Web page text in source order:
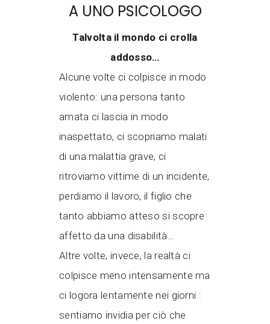
A UNO PSICOLOGO
Talvolta il mondo ci crolla
addosso…
Alcune volte ci colpisce in modo
violento: una persona tanto
amata ci lascia in modo
inaspettato, ci scopriamo malati
di una malattia grave, ci
ritroviamo vittime di un incidente,
perdiamo il lavoro, il figlio che
tanto abbiamo atteso si scopre
affetto da una disabilità…
Altre volte, invece, la realtà ci
colpisce meno intensamente ma
ci logora lentamente nei giorni :
sentiamo invidia per ciò che